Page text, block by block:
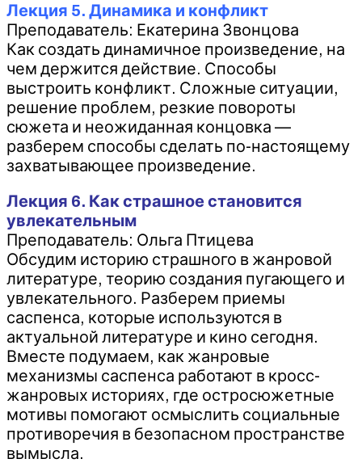
Лекция 5. Динамика и конфликт
Преподаватель: Екатерина Звонцова
Как создать динамичное произведение, на
чем держится действие. Способы
выстроить конфликт. Сложные ситуации,
решение проблем, резкие повороты
сюжета и неожиданная концовка —
разберем способы сделать по-настоящему
захватывающее произведение.
Лекция 6. Как страшное становится
увлекательным
Преподаватель: Ольга Птицева
Обсудим историю страшного в жанровой
литературе, теорию создания пугающего и
увлекательного. Разберем приемы
саспенса, которые используются в
актуальной литературе и кино сегодня.
Вместе подумаем, как жанровые
механизмы саспенса работают в кросс-
жанровых историях, где остросюжетные
мотивы помогают осмыслить социальные
противоречия в безопасном пространстве
вымысла.